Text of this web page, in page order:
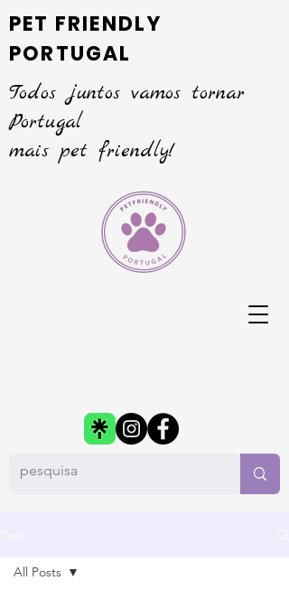
PET FRIENDLY
PORTUGAL
Todos juntos vamos tornar
Portugal
mais pet friendly!
All Posts